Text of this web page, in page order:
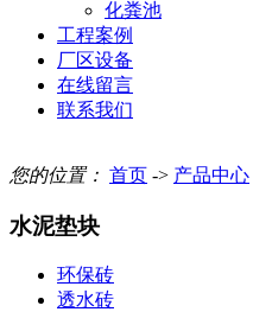
化粪池
工程案例
厂区设备
在线留言
联系我们
您的位置： 首页 -> 产品中心
水泥垫块
环保砖
透水砖